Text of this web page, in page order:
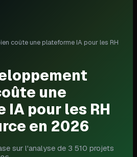
coûte une plateforme IA pour les RH
une
IA pour les RH
en 2026
sur l'analyse de 3 510 projets